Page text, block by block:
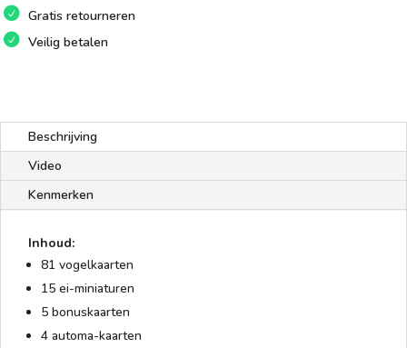
Gratis retourneren
Veilig betalen
Beschrijving
Video
Kenmerken
Inhoud:
81 vogelkaarten
15 ei-miniaturen
5 bonuskaarten
4 automa-kaarten